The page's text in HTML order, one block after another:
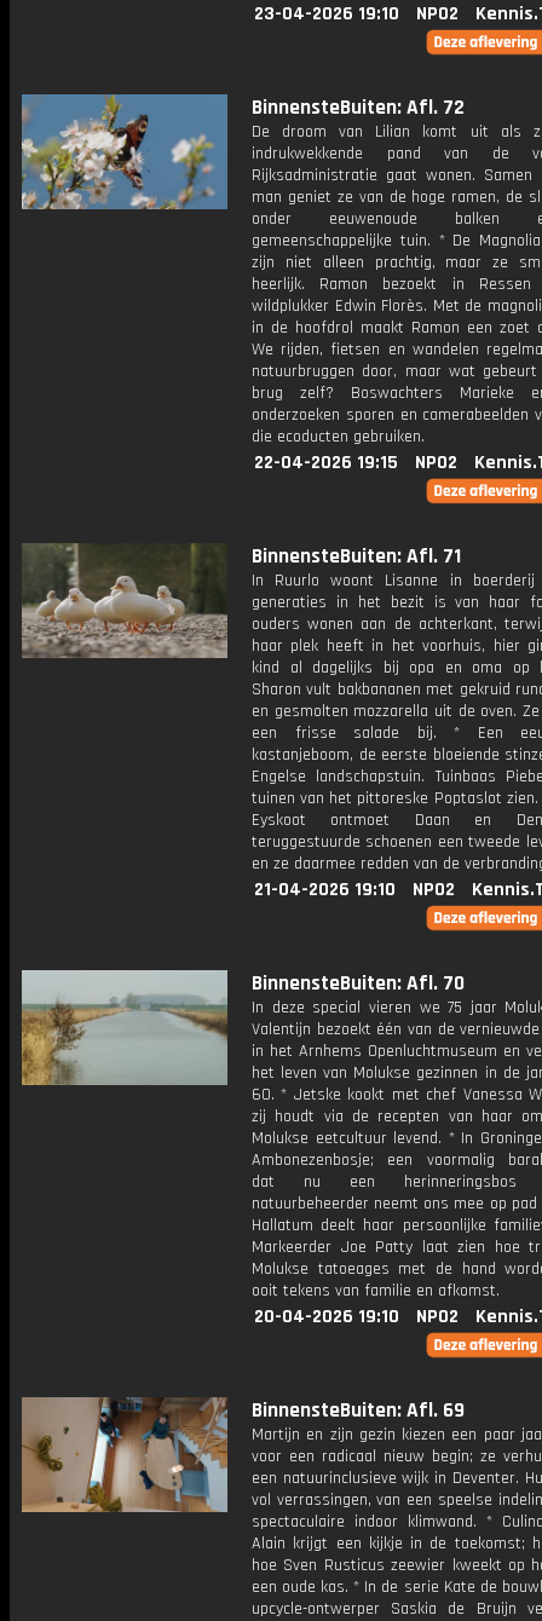
23-04-2026 19:10 NPO2
BinnensteBuiten: Afl. 72
De droom van Lilian komt uit als
indrukwekkende pand van de
Rijksadministratie gaat wonen.
man geniet ze van de hoge ramen, de
onder eeuwenoude
gemeenschappelijke tuin. * De
zijn niet alleen prachtig, maar ze
heerlijk. Ramon bezoekt in
wildplukker Edwin Florès. Met de
in de hoofdrol maakt Ramon een zoet
We rijden, fietsen en wandelen
natuurbruggen door, maar wat
brug zelf? Boswachters Marieke
onderzoeken sporen en camerabeelden
die ecoducten gebruiken.
22-04-2026 19:15 NPO2
BinnensteBuiten: Afl. 71
In Ruurlo woont Lisanne in
generaties in het bezit is van haar
ouders wonen aan de achterkant,
haar plek heeft in het voorhuis, hier
kind al dagelijks bij opa en oma op
Sharon vult bakbananen met gekruid
en gesmolten mozzarella uit de oven.
een frisse salade bij. * Een
kastanjeboom, de eerste bloeiende
Engelse landschapstuin. Tuinbaas
tuinen van het pittoreske Poptaslot zien.
Eyskoot ontmoet Daan en
teruggestuurde schoenen een tweede
en ze daarmee redden van de
21-04-2026 19:10 NPO2
BinnensteBuiten: Afl. 70
In deze special vieren we 75 jaar
Valentijn bezoekt één van de
in het Arnhems Openluchtmuseum en
het leven van Molukse gezinnen in de
60. * Jetske kookt met chef Vanessa
zij houdt via de recepten van haar
Molukse eetcultuur levend. * In
Ambonezenbosje; een voormalig
dat nu een
natuurbeheerder neemt ons mee op pad
Hallatum deelt haar persoonlijke
Markeerder Joe Patty laat zien hoe
Molukse tatoeages met de hand
ooit tekens van familie en afkomst.
20-04-2026 19:10 NPO2
BinnensteBuiten: Afl. 69
Martijn en zijn gezin kiezen een paar
voor een radicaal nieuw begin; ze
een natuurinclusieve wijk in Deventer.
vol verrassingen, van een speelse
spectaculaire indoor klimwand. *
Alain krijgt een kijkje in de toekomst;
hoe Sven Rusticus zeewier kweekt op
een oude kas. * In de serie Kate de
upcycle-ontwerper Saskia de Bruijn